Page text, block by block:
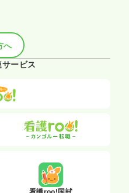
へ
ービス
看護roo!国試